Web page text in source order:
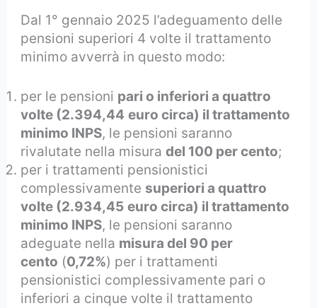
Dal 1° gennaio 2025 l’adeguamento delle
pensioni superiori 4 volte il trattamento
minimo avverrà in questo modo:
per le pensioni pari o inferiori a quattro
volte (2.394,44 euro circa) il trattamento
minimo INPS, le pensioni saranno
rivalutate nella misuradel 100 per cento;
per i trattamenti pensionistici
complessivamente superiori a quattro
volte (2.934,45 euro circa) il trattamento
minimo INPS, le pensioni saranno
adeguate nella misura del 90 per
cento (0,72%) per i trattamenti
pensionistici complessivamente pari o
inferiori a cinque volte il trattamento